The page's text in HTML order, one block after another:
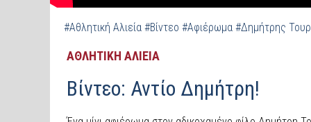
#Αθλητική Αλιεία #Βίντεο #Αφιέρωμα #Δημήτρης
ΑΘΛΗΤΙΚΗ ΑΛΙΕΙΑ
Βίντεο: Αντίο Δημήτρη!